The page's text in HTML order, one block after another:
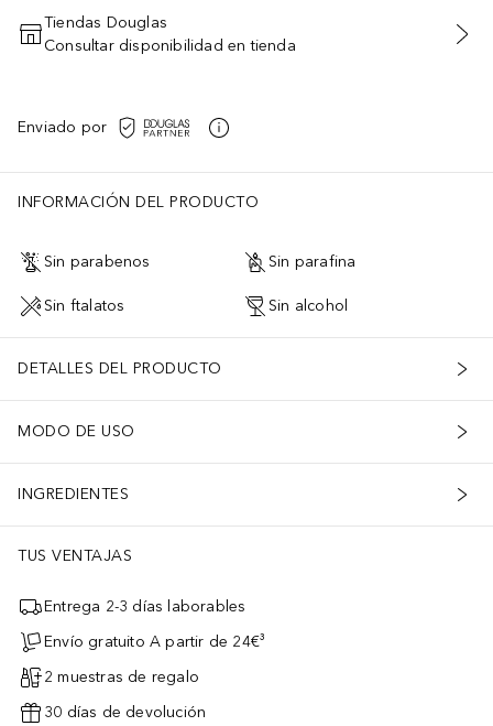
AÑADIR AL CARRITO
Tiendas Douglas
Consultar disponibilidad en tienda
Enviado por
INFORMACIÓN DEL PRODUCTO
Sin parabenos Sin parafina
Sin ftalatos Sin alcohol
DETALLES DEL PRODUCTO
MODO DE USO
INGREDIENTES
TUS VENTAJAS
Entrega 2-3 días laborables
Envío gratuito A partir de 24€³
2 muestras de regalo
30 días de devolución